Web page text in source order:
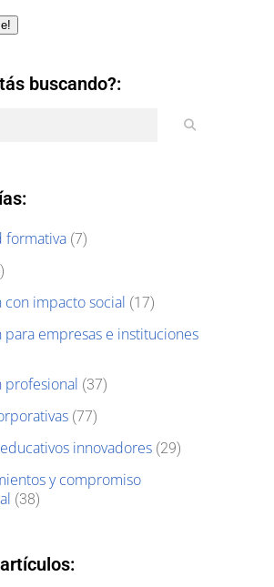
buscando?:
formativa (7)
con impacto social (17)
para empresas e instituciones
profesional (37)
(77)
innovadores (29)
y compromiso
(38)